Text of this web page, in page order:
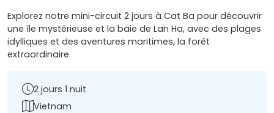
Explorez notre mini-circuit 2 jours à Cat Ba pour découvrir
une île mystérieuse et la baie de Lan Ha, avec des plages
idylliques et des aventures maritimes, la forêt
extraordinaire
2 jours 1 nuit
Vietnam